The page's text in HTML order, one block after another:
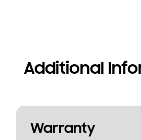
Additional
Warranty